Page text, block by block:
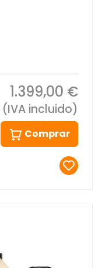
1.399,00 €
(IVA incluido)
Comprar